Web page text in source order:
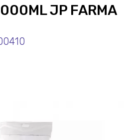
JP FARMA